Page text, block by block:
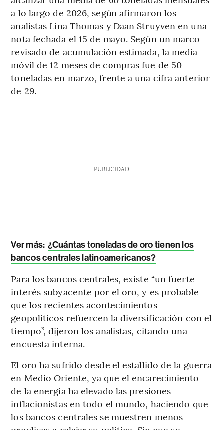
a lo largo de 2026, según afirmaron los
analistas Lina Thomas y Daan Struyven en una
nota fechada el 15 de mayo. Según un marco
revisado de acumulación estimada, la media
móvil de 12 meses de compras fue de 50
toneladas en marzo, frente a una cifra anterior
de 29.
PUBLICIDAD
Ver más: ¿Cuántas toneladas de oro tienen los
bancos centrales latinoamericanos?
Para los bancos centrales, existe “un fuerte
interés subyacente por el oro, y es probable
que los recientes acontecimientos
geopolíticos refuercen la diversificación con el
tiempo”, dijeron los analistas, citando una
encuesta interna.
El oro ha sufrido desde el estallido de la guerra
en Medio Oriente, ya que el encarecimiento
de la energía ha elevado las presiones
inflacionistas en todo el mundo, haciendo que
los bancos centrales se muestren menos